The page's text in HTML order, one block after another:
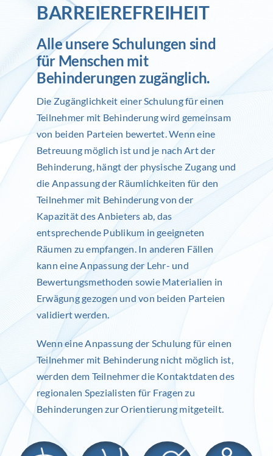
BARREIEREFREIHEIT
Alle unsere Schulungen sind
für Menschen mit
Behinderungen zugänglich.
Die Zugänglichkeit einer Schulung für einen
Teilnehmer mit Behinderung wird gemeinsam
von beiden Parteien bewertet. Wenn eine
Betreuung möglich ist und je nach Art der
Behinderung, hängt der physische Zugang und
die Anpassung der Räumlichkeiten für den
Teilnehmer mit Behinderung von der
Kapazität des Anbieters ab, das
entsprechende Publikum in geeigneten
Räumen zu empfangen. In anderen Fällen
kann eine Anpassung der Lehr- und
Bewertungsmethoden sowie Materialien in
Erwägung gezogen und von beiden Parteien
validiert werden.
Wenn eine Anpassung der Schulung für einen
Teilnehmer mit Behinderung nicht möglich ist,
werden dem Teilnehmer die Kontaktdaten des
regionalen Spezialisten für Fragen zu
Behinderungen zur Orientierung mitgeteilt.